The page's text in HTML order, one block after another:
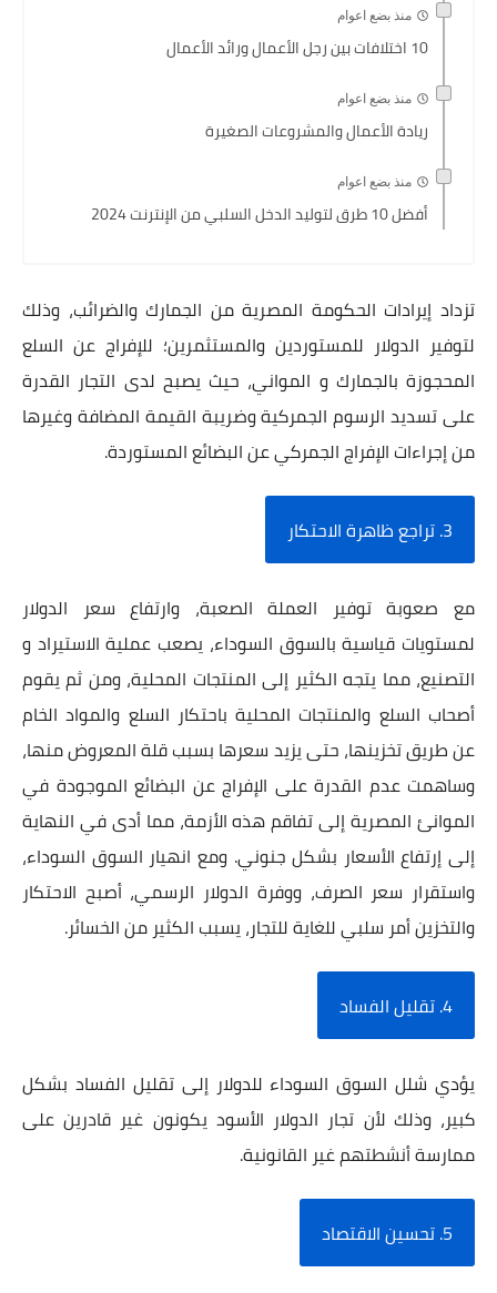
منذ بضع اعوام
10 اختلافات بين رجل الأعمال ورائد الأعمال
منذ بضع اعوام
ريادة الأعمال والمشروعات الصغيرة
منذ بضع اعوام
أفضل 10 طرق لتوليد الدخل السلبي من الإنترنت 2024
تزداد إيرادات الحكومة المصرية من الجمارك والضرائب، وذلك
لتوفير الدولار للمستوردين والمستثمرين؛ للإفراج عن السلع
المحجوزة بالجمارك و المواني، حيث يصبح لدى التجار القدرة
على تسديد الرسوم الجمركية وضريبة القيمة المضافة وغيرها
من إجراءات الإفراج الجمركي عن البضائع المستوردة.
3. تراجع ظاهرة الاحتكار
مع صعوبة توفير العملة الصعبة، وارتفاع سعر الدولار
لمستويات قياسية بالسوق السوداء، يصعب عملية الاستيراد و
التصنيع، مما يتجه الكثير إلى المنتجات المحلية، ومن ثم يقوم
أصحاب السلع والمنتجات المحلية باحتكار السلع والمواد الخام
عن طريق تخزينها، حتى يزيد سعرها بسبب قلة المعروض منها،
وساهمت عدم القدرة على الإفراج عن البضائع الموجودة في
الموانئ المصرية إلى تفاقم هذه الأزمة، مما أدى في النهاية
إلى إرتفاع الأسعار بشكل جنوني. ومع انهيار السوق السوداء،
واستقرار سعر الصرف، ووفرة الدولار الرسمي، أصبح الاحتكار
والتخزين أمر سلبي للغاية للتجار، يسبب الكثير من الخسائر.
4. تقليل الفساد
يؤدي شلل السوق السوداء للدولار إلى تقليل الفساد بشكل
كبير، وذلك لأن تجار الدولار الأسود يكونون غير قادرين على
ممارسة أنشطتهم غير القانونية.
5. تحسين الاقتصاد